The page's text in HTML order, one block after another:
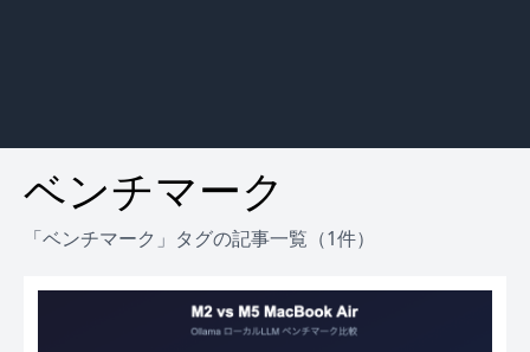
ベンチマーク
「ベンチマーク」タグの記事一覧（1件）